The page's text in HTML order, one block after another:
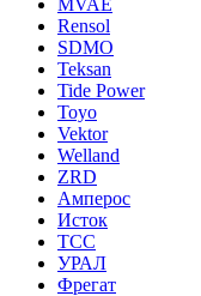
MVAE
Rensol
SDMO
Teksan
Tide Power
Toyo
Vektor
Welland
ZRD
Амперос
Исток
ТСС
УРАЛ
Фрегат